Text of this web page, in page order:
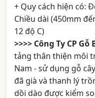
+ Quy cách hiện có:
Chiều dài (450mm
12 độ C)
>>>> Công Ty CP
tảng thân thiện môi
Nam - sử dụng gỗ
đã già và thanh lý
dồi dào được kiểm